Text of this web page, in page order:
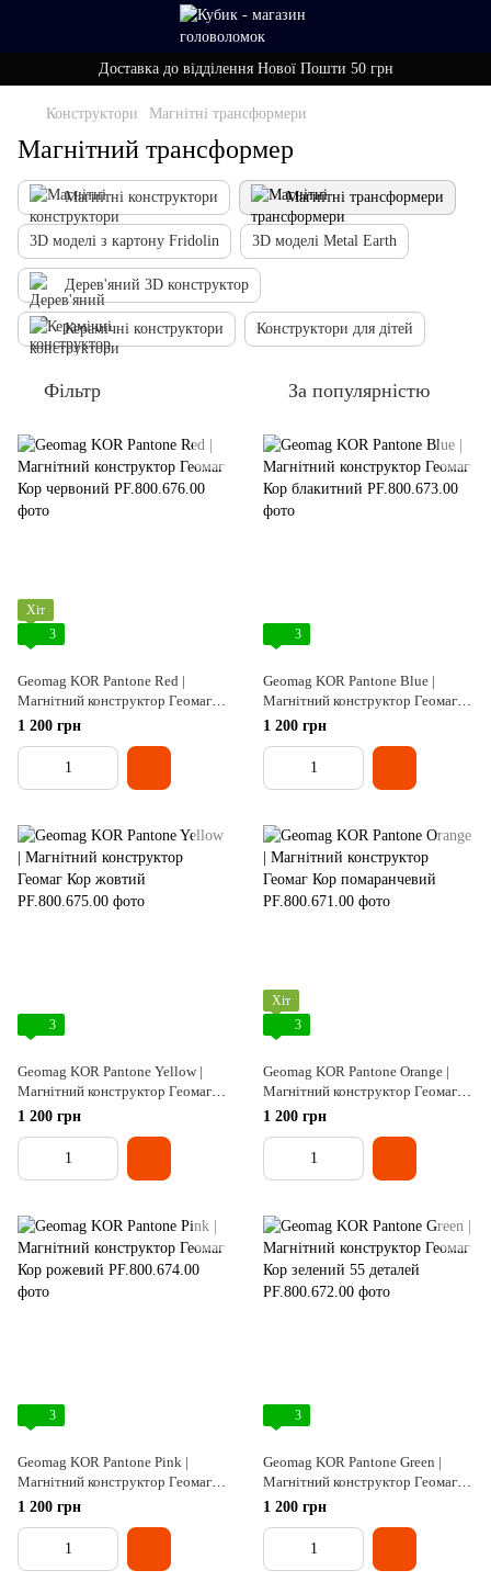
Доставка до відділення Нової Пошти 50 грн
Конструктори Магнітні трансформери
Магнітний трансформер
Магнітні конструктори Магнітні трансформери
3D моделі з картону Fridolin 3D моделі Metal Earth
Дерев'яний 3D конструктор
Керамічні конструктори Конструктори для дітей
Фільтр За популярністю
Хіт
3
Geomag KOR Pantone Red |
Магнітний конструктор Геомаг
Кор червоний
1 200 грн
3
Geomag KOR Pantone Blue |
Магнітний конструктор Геомаг
Кор блакитний
1 200 грн
3
Geomag KOR Pantone Yellow |
Магнітний конструктор Геомаг
Кор жовтий
1 200 грн
Хіт
3
Geomag KOR Pantone Orange |
Магнітний конструктор Геомаг
Кор помаранчевий
1 200 грн
3
Geomag KOR Pantone Pink |
Магнітний конструктор Геомаг
Кор рожевий
1 200 грн
3
Geomag KOR Pantone Green |
Магнітний конструктор Геомаг
Кор зелений 55 деталей
1 200 грн